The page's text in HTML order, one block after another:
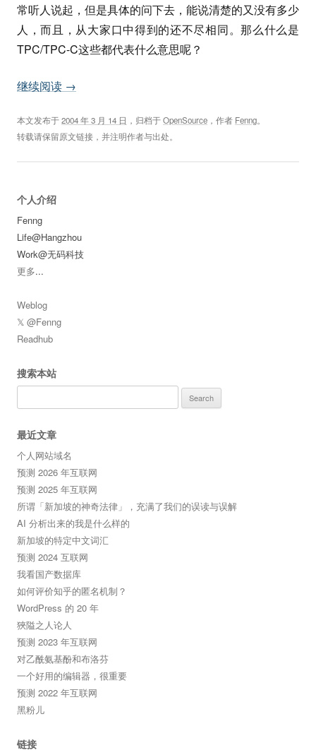
常听人说起，但是具体的问下去，能说清楚的又没有多少
人，而且，从大家口中得到的还不尽相同。那么什么是
TPC/TPC-C这些都代表什么意思呢？
继续阅读 →
本文发布于2004 年 3 月 14 日 ，归档于OpenSource ，作者 Fenng。
转载请保留原文链接，并注明作者与出处。
个人介绍
Fenng
Life@Hangzhou
Work@无码科技
更多...
Weblog
𝕏 @Fenng
Readhub
搜索本站
for:
最近文章
个人网站域名
预测 2026 年互联网
预测 2025 年互联网
所谓「新加坡的神奇法律」，充满了我们的误读与误解
AI 分析出来的我是什么样的
新加坡的特定中文词汇
预测 2024 互联网
我看国产数据库
如何评价知乎的匿名机制？
WordPress 的 20 年
狹隘之人论人
预测 2023 年互联网
对乙酰氨基酚和布洛芬
一个好用的编辑器，很重要
预测 2022 年互联网
黑粉儿
链接